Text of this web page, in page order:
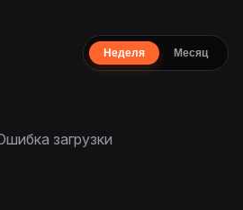
Неделя Месяц
загрузки